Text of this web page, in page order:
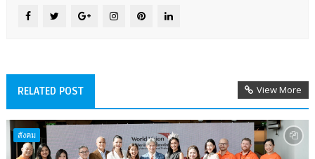
RELATED POST View More
สังคม